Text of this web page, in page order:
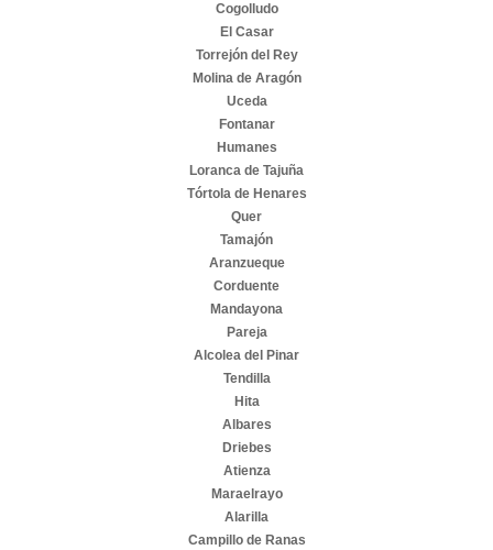
Cogolludo
El Casar
Torrejón del Rey
Molina de Aragón
Uceda
Fontanar
Humanes
Loranca de Tajuña
Tórtola de Henares
Quer
Tamajón
Aranzueque
Corduente
Mandayona
Pareja
Alcolea del Pinar
Tendilla
Hita
Albares
Driebes
Atienza
Maraelrayo
Alarilla
Campillo de Ranas